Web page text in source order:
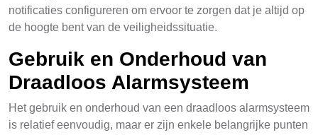
notificaties configureren om ervoor te zorgen dat je altijd op
de hoogte bent van de veiligheidssituatie.
Gebruik en Onderhoud van
Draadloos Alarmsysteem
Het gebruik en onderhoud van een draadloos alarmsysteem
is relatief eenvoudig, maar er zijn enkele belangrijke punten